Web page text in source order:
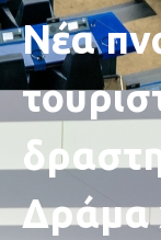
Νέα
Δράμα